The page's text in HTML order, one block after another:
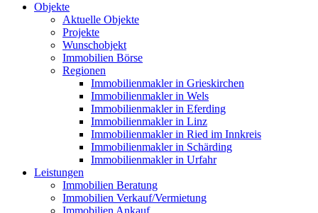
Objekte
Aktuelle Objekte
Projekte
Wunschobjekt
Immobilien Börse
Regionen
Immobilienmakler in Grieskirchen
Immobilienmakler in Wels
Immobilienmakler in Eferding
Immobilienmakler in Linz
Immobilienmakler in Ried im Innkreis
Immobilienmakler in Schärding
Immobilienmakler in Urfahr
Leistungen
Immobilien Beratung
Immobilien Verkauf/Vermietung
Immobilien Ankauf